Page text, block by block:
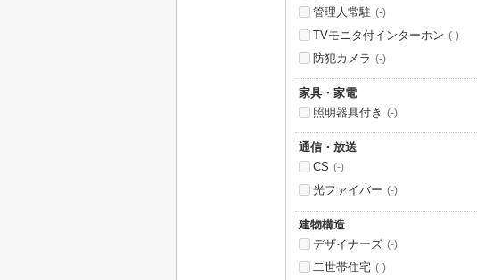
管理人常駐 (-)
TVモニタ付インターホン (-)
防犯カメラ (-)
家具・家電
照明器具付き
(-)
通信・放送
CS (-)
光ファイバー (-)
建物構造
デザイナーズ (-)
二世帯住宅 (-)